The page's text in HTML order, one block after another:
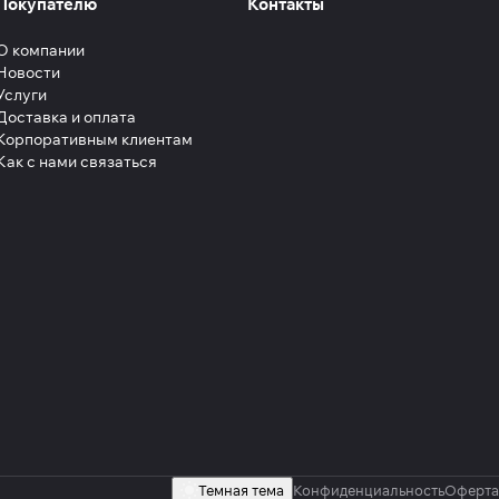
компании
и оплата
клиентам
с нами связаться
Темная тема КонфиденциальностьОферта